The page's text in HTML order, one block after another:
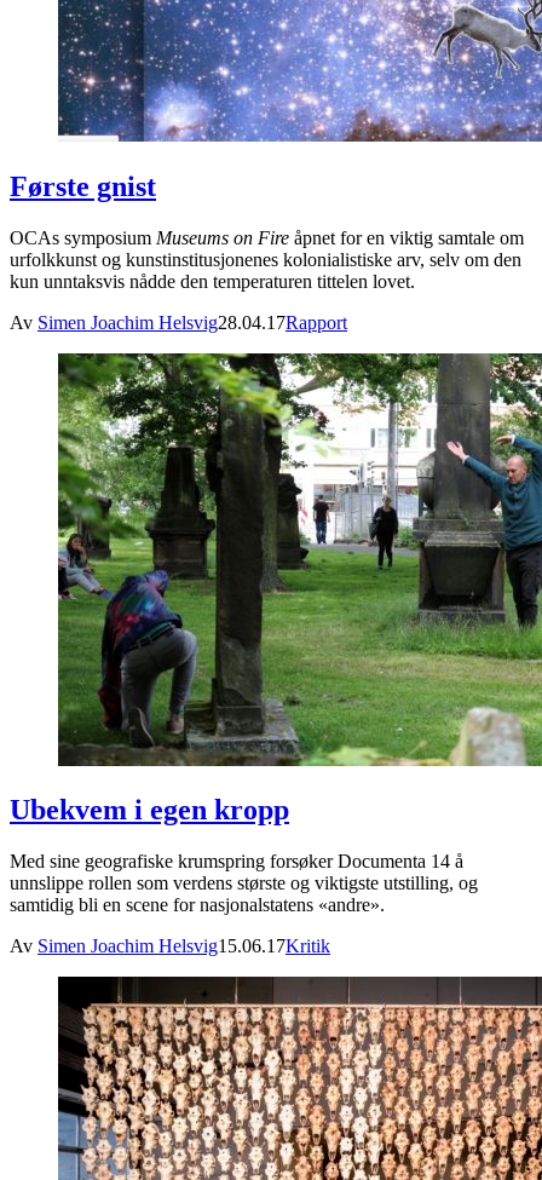
Første gnist
OCAs symposium Museums on Fire åpnet for en viktig samtale om
urfolkkunst og kunstinstitusjonenes kolonialistiske arv, selv om den
kun unntaksvis nådde den temperaturen tittelen lovet.
Av Simen Joachim Helsvig28.04.17Rapport
Ubekvem i egen kropp
Med sine geografiske krumspring forsøker Documenta 14 å
unnslippe rollen som verdens største og viktigste utstilling, og
samtidig bli en scene for nasjonalstatens «andre».
Av Simen Joachim Helsvig15.06.17Kritik